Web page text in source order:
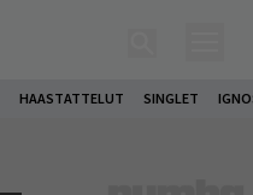
HAASTATTELUT SINGLET